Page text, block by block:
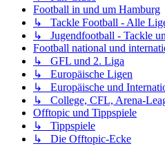
Football in und um Hamburg
↳ Tackle Football - Alle
↳ Jugendfootball - Tackle
Football national und
↳ GFL und 2. Liga
↳ Europäische Ligen
↳ Europäische und
↳ College, CFL, Arena-
Offtopic und Tippspiele
↳ Tippspiele
↳ Die Offtopic-Ecke